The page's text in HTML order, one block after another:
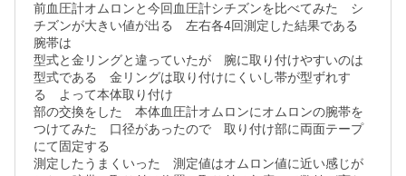
前血圧計オムロンと今回血圧計シチズンを比べてみた　シ
チズンが大きい値が出る　左右各4回測定した結果である
腕帯は
型式と金リングと違っていたが　腕に取り付けやすいのは
型式である　金リングは取り付けにくいし帯が型ずれす
る　よって本体取り付け
部の交換をした　本体血圧計オムロンにオムロンの腕帯を
つけてみた　口径があったので　取り付け部に両面テープ
にて固定する
測定したうまくいった　測定値はオムロン値に近い感じが